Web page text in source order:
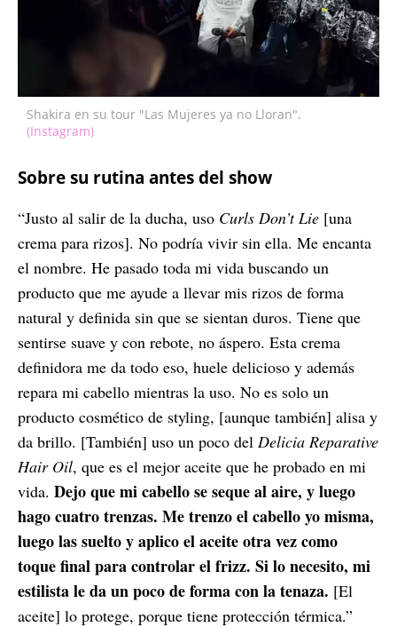
Shakira en su tour "Las Mujeres ya no Lloran".
(Instagram)
Sobre su rutina antes del show
“Justo al salir de la ducha, uso Curls Don’t Lie [una
crema para rizos]. No podría vivir sin ella. Me encanta
el nombre. He pasado toda mi vida buscando un
producto que me ayude a llevar mis rizos de forma
natural y definida sin que se sientan duros. Tiene que
sentirse suave y con rebote, no áspero. Esta crema
definidora me da todo eso, huele delicioso y además
repara mi cabello mientras la uso. No es solo un
producto cosmético de styling, [aunque también] alisa y
da brillo. [También] uso un poco del Delicia Reparative
Hair Oil, que es el mejor aceite que he probado en mi
vida. Dejo que mi cabello se seque al aire, y luego
hago cuatro trenzas. Me trenzo el cabello yo misma,
luego las suelto y aplico el aceite otra vez como
toque final para controlar el frizz. Si lo necesito, mi
estilista le da un poco de forma con la tenaza. [El
aceite] lo protege, porque tiene protección térmica.”